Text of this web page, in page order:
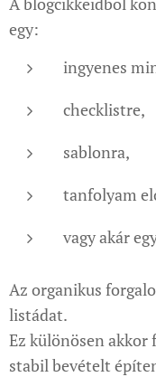
egy:
ingyenes
checklistre,
sablonra,
tanfolyam
vagy akár
Az organikus
listádat.
Ez különösen
stabil bevételt